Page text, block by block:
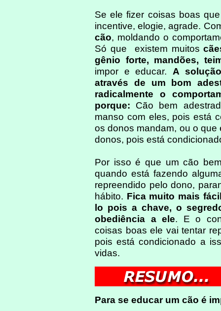
Se ele fizer coisas boas
incentive, elogie, agrade.
cão, moldando o
Só que existem muitos
gênio forte, mandões,
impor e educar. A
através de um bom
radicalmente o
porque: Cão bem
manso com eles, pois está
os donos mandam, ou o que
donos, pois está
Por isso é que um cão
quando está fazendo
repreendido pelo dono,
hábito. Fica muito mais
lo pois a chave, o
obediência a ele. E o
coisas boas ele vai tentar
pois está condicionado a
vidas.
Para se educar um cão é